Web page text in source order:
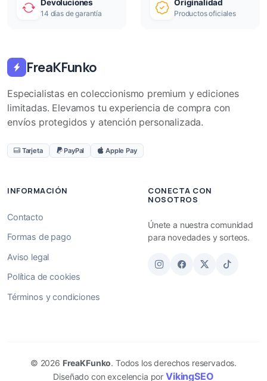
Devoluciones
14 días de garantía
Originalidad
Productos oficiales
FreaKFunko
Especialistas en coleccionismo premium y ediciones
limitadas. Elevamos tu experiencia de compra con
envíos protegidos y atención personalizada.
Tarjeta PayPal Apple Pay
INFORMACIÓN
Contacto
Formas de pago
Aviso legal
Política de cookies
Términos y condiciones
CONECTA CON
NOSOTROS
Únete a nuestra comunidad
para novedades y sorteos.
© 2026 FreaKFunko. Todos los derechos reservados.
Diseñado con excelencia por VikingSEO